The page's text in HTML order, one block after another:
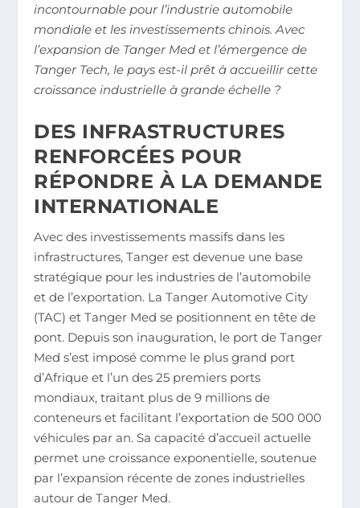
incontournable pour l’industrie automobile
mondiale et les investissements chinois. Avec
l’expansion de Tanger Med et l’émergence de
Tanger Tech, le pays est-il prêt à accueillir cette
croissance industrielle à grande échelle ?
DES INFRASTRUCTURES
RENFORCÉES POUR
RÉPONDRE À LA DEMANDE
INTERNATIONALE
Avec des investissements massifs dans les
infrastructures, Tanger est devenue une base
stratégique pour les industries de l’automobile
et de l’exportation. La Tanger Automotive City
(TAC) et Tanger Med se positionnent en tête de
pont. Depuis son inauguration, le port de Tanger
Med s’est imposé comme le plus grand port
d’Afrique et l’un des 25 premiers ports
mondiaux, traitant plus de 9 millions de
conteneurs et facilitant l’exportation de 500 000
véhicules par an. Sa capacité d’accueil actuelle
permet une croissance exponentielle, soutenue
par l’expansion récente de zones industrielles
autour de Tanger Med.